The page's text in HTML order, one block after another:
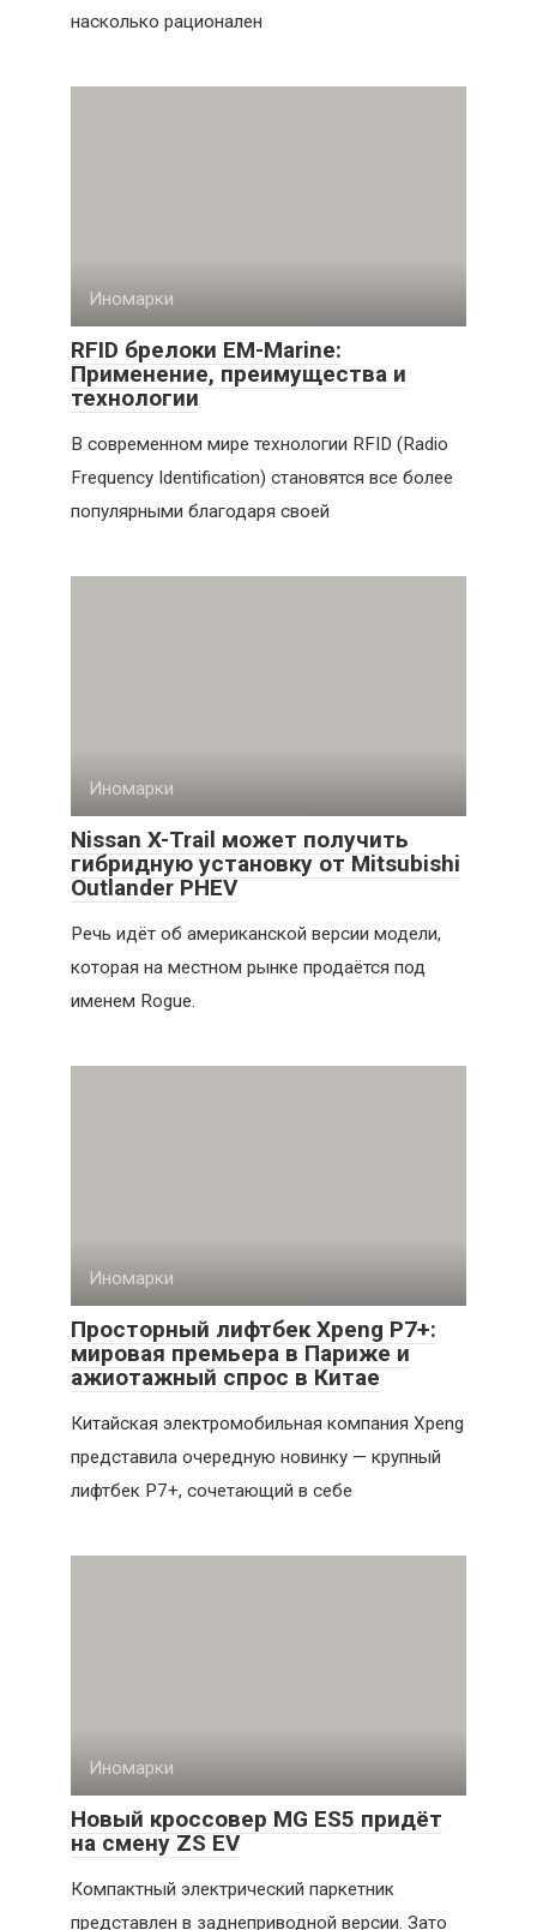
насколько рационален
Иномарки
RFID брелоки EM-Marine:
Применение, преимущества и
технологии
В современном мире технологии RFID (Radio
Frequency Identification) становятся все более
популярными благодаря своей
Иномарки
Nissan X-Trail может получить
гибридную установку от Mitsubishi
Outlander PHEV
Речь идёт об американской версии модели,
которая на местном рынке продаётся под
именем Rogue.
Иномарки
Просторный лифтбек Xpeng P7+:
мировая премьера в Париже и
ажиотажный спрос в Китае
Китайская электромобильная компания Xpeng
представила очередную новинку — крупный
лифтбек P7+, сочетающий в себе
Иномарки
Новый кроссовер MG ES5 придёт
на смену ZS EV
Компактный электрический паркетник
представлен в заднеприводной версии. Зато